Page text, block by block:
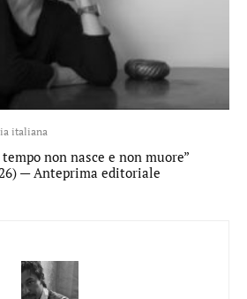
italiana
non nasce e non muore”
— Anteprima editoriale